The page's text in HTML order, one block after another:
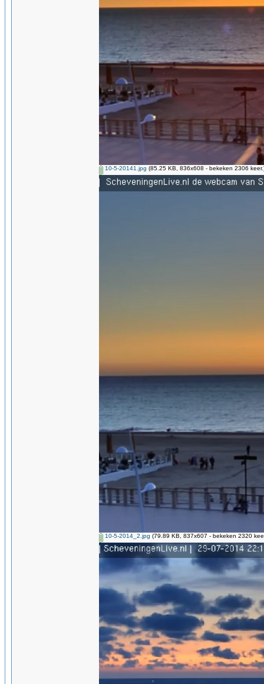
10-5-20141.jpg (85.25 KB, 836x608 - bekeken 2306
10-5-2014_2.jpg (79.89 KB, 837x607 - bekeken 2320